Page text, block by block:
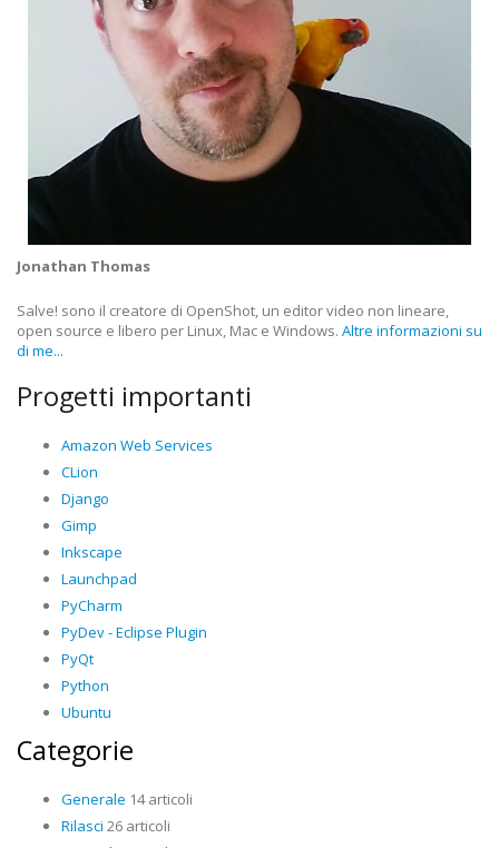
Jonathan Thomas
Salve! sono il creatore di OpenShot, un editor video non lineare,
open source e libero per Linux, Mac e Windows. Altre informazioni su
di me...
Progetti importanti
Amazon Web Services
CLion
Django
Gimp
Inkscape
Launchpad
PyCharm
PyDev - Eclipse Plugin
PyQt
Python
Ubuntu
Categorie
Generale 14 articoli
Rilasci 26 articoli